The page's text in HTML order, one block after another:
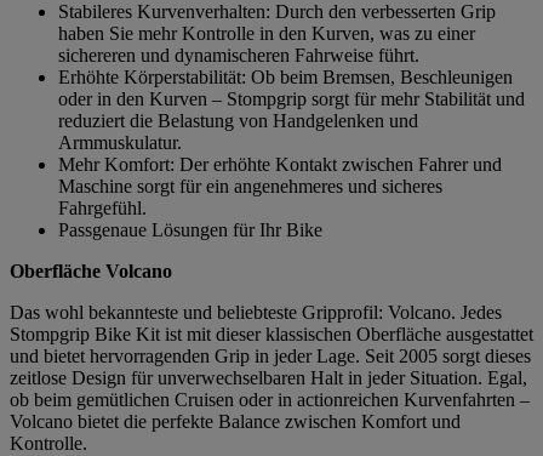
Stabileres Kurvenverhalten: Durch den verbesserten Grip
haben Sie mehr Kontrolle in den Kurven, was zu einer
sichereren und dynamischeren Fahrweise führt.
Erhöhte Körperstabilität: Ob beim Bremsen, Beschleunigen
oder in den Kurven – Stompgrip sorgt für mehr Stabilität und
reduziert die Belastung von Handgelenken und
Armmuskulatur.
Mehr Komfort: Der erhöhte Kontakt zwischen Fahrer und
Maschine sorgt für ein angenehmeres und sicheres
Fahrgefühl.
Passgenaue Lösungen für Ihr Bike
Oberfläche Volcano
Das wohl bekannteste und beliebteste Gripprofil: Volcano. Jedes
Stompgrip Bike Kit ist mit dieser klassischen Oberfläche ausgestattet
und bietet hervorragenden Grip in jeder Lage. Seit 2005 sorgt dieses
zeitlose Design für unverwechselbaren Halt in jeder Situation. Egal,
ob beim gemütlichen Cruisen oder in actionreichen Kurvenfahrten –
Volcano bietet die perfekte Balance zwischen Komfort und
Kontrolle.